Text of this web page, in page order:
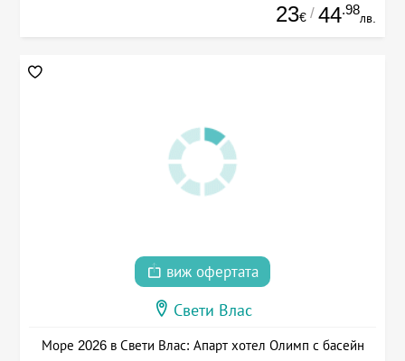
23€ / 44.98
лв.
виж офертата
Свети Влас
Море 2026 в Свети Влас: Апарт хотел Олимп с басейн